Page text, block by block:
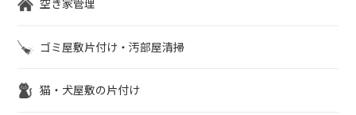
空き家管理
ゴミ屋敷片付け・汚部屋清掃
猫・犬屋敷の片付け